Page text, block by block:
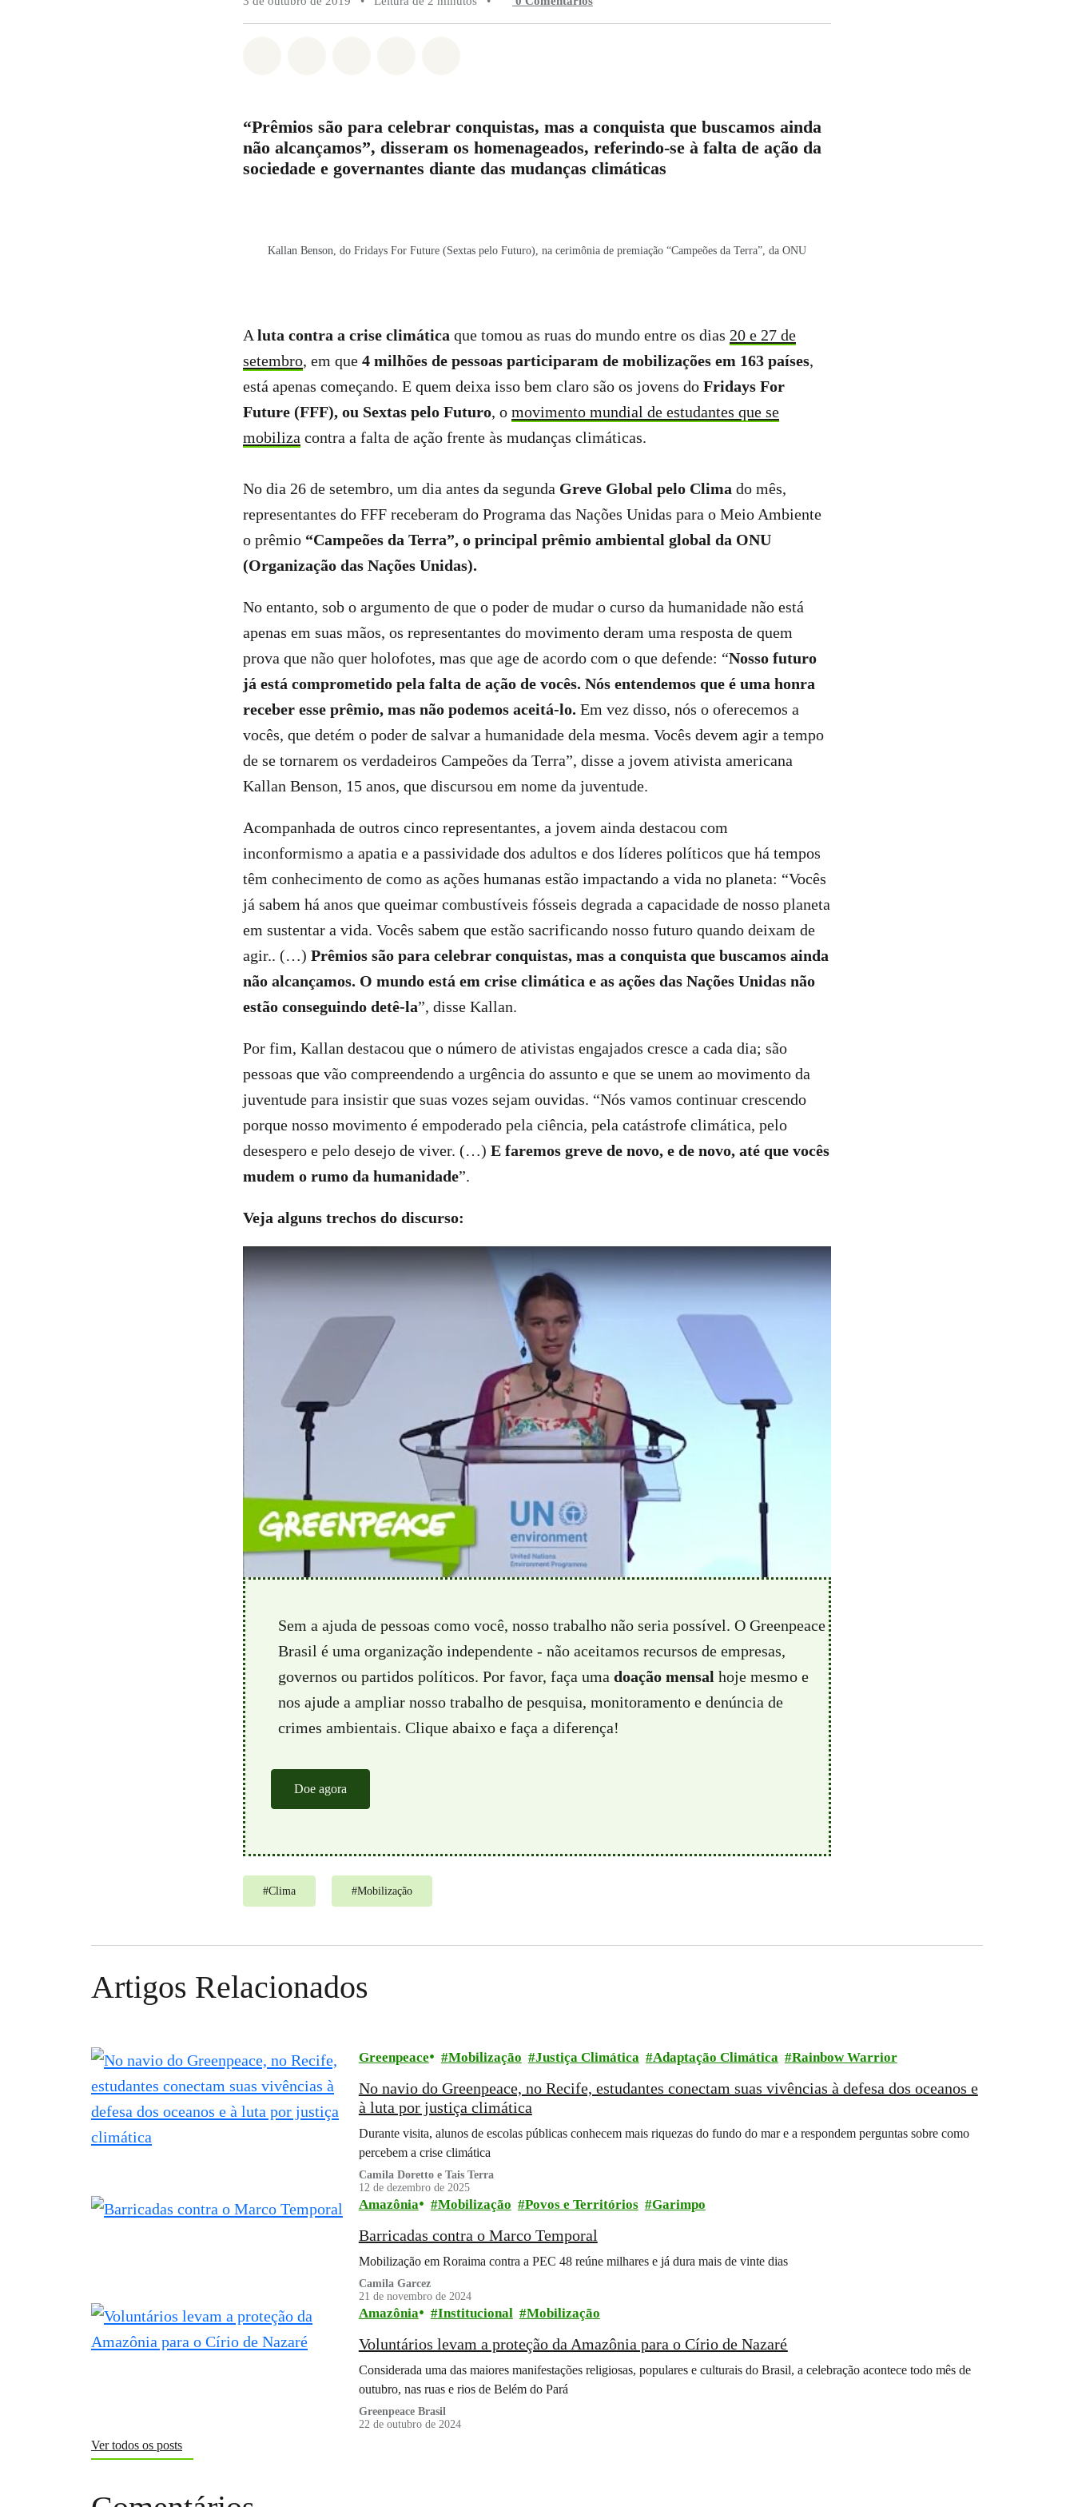
“Prêmios são para celebrar conquistas, mas a conquista que buscamos ainda
não alcançamos”, disseram os homenageados, referindo-se à falta de ação da
sociedade e governantes diante das mudanças climáticas
Kallan Benson, do Fridays For Future (Sextas pelo Futuro), na cerimônia de premiação “Campeões da Terra”, da ONU
A luta contra a crise climática que tomou as ruas do mundo entre os dias 20 e 27 de
setembro, em que 4 milhões de pessoas participaram de mobilizações em 163 países,
está apenas começando. E quem deixa isso bem claro são os jovens do Fridays For
Future (FFF), ou Sextas pelo Futuro, o movimento mundial de estudantes que se
mobiliza contra a falta de ação frente às mudanças climáticas.
No dia 26 de setembro, um dia antes da segunda Greve Global pelo Clima do mês,
representantes do FFF receberam do Programa das Nações Unidas para o Meio Ambiente
o prêmio “Campeões da Terra”, o principal prêmio ambiental global da ONU
(Organização das Nações Unidas).
No entanto, sob o argumento de que o poder de mudar o curso da humanidade não está
apenas em suas mãos, os representantes do movimento deram uma resposta de quem
prova que não quer holofotes, mas que age de acordo com o que defende: “Nosso futuro
já está comprometido pela falta de ação de vocês. Nós entendemos que é uma honra
receber esse prêmio, mas não podemos aceitá-lo. Em vez disso, nós o oferecemos a
vocês, que detém o poder de salvar a humanidade dela mesma. Vocês devem agir a tempo
de se tornarem os verdadeiros Campeões da Terra”, disse a jovem ativista americana
Kallan Benson, 15 anos, que discursou em nome da juventude.
Acompanhada de outros cinco representantes, a jovem ainda destacou com
inconformismo a apatia e a passividade dos adultos e dos líderes políticos que há tempos
têm conhecimento de como as ações humanas estão impactando a vida no planeta: “Vocês
já sabem há anos que queimar combustíveis fósseis degrada a capacidade de nosso planeta
em sustentar a vida. Vocês sabem que estão sacrificando nosso futuro quando deixam de
agir.. (…) Prêmios são para celebrar conquistas, mas a conquista que buscamos ainda
não alcançamos. O mundo está em crise climática e as ações das Nações Unidas não
estão conseguindo detê-la”, disse Kallan.
Por fim, Kallan destacou que o número de ativistas engajados cresce a cada dia; são
pessoas que vão compreendendo a urgência do assunto e que se unem ao movimento da
juventude para insistir que suas vozes sejam ouvidas. “Nós vamos continuar crescendo
porque nosso movimento é empoderado pela ciência, pela catástrofe climática, pelo
desespero e pelo desejo de viver. (…) E faremos greve de novo, e de novo, até que vocês
mudem o rumo da humanidade”.
Veja alguns trechos do discurso:
Sem a ajuda de pessoas como você, nosso trabalho não seria possível. O Greenpeace
Brasil é uma organização independente - não aceitamos recursos de empresas,
governos ou partidos políticos. Por favor, faça uma doação mensal hoje mesmo e
nos ajude a ampliar nosso trabalho de pesquisa, monitoramento e denúncia de
crimes ambientais. Clique abaixo e faça a diferença!
Doe agora
#Clima #Mobilização
Artigos Relacionados
Greenpeace Mobilização Justiça Climática Adaptação Climática Rainbow Warrior
No navio do Greenpeace, no Recife, estudantes conectam suas vivências à defesa dos oceanos e
à luta por justiça climática
Durante visita, alunos de escolas públicas conhecem mais riquezas do fundo do mar e a respondem perguntas sobre como
percebem a crise climática
Camila Doretto e Tais Terra
12 de dezembro de 2025
Amazônia Mobilização Povos e Territórios Garimpo
Barricadas contra o Marco Temporal
Mobilização em Roraima contra a PEC 48 reúne milhares e já dura mais de vinte dias
Camila Garcez
21 de novembro de 2024
Amazônia Institucional Mobilização
Voluntários levam a proteção da Amazônia para o Círio de Nazaré
Considerada uma das maiores manifestações religiosas, populares e culturais do Brasil, a celebração acontece todo mês de
outubro, nas ruas e rios de Belém do Pará
Greenpeace Brasil
22 de outubro de 2024
Ver todos os posts